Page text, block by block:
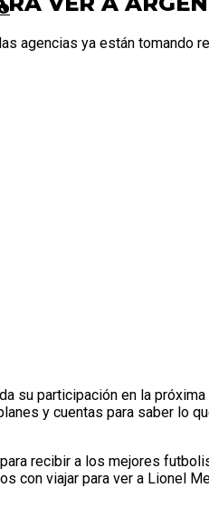
agencias ya están tomando
su participación en la
y cuentas para saber lo
recibir a los mejores
con viajar para ver a Lionel